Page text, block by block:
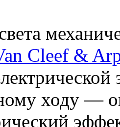
Cleef &
ходу —